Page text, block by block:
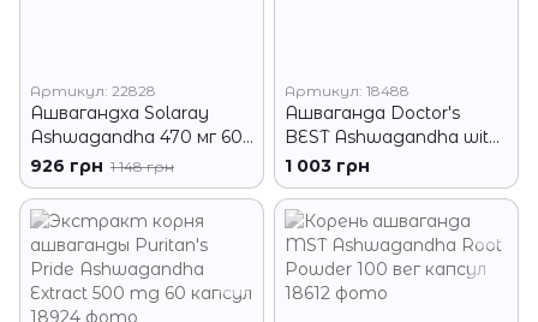
Артикул: 22828
Ашвагандха Solaray
Ashwagandha 470 мг 60
вег капс
926 грн 1 148 грн
Артикул: 18488
Ашваганда Doctor's
BEST Ashwagandha with
Sensoril 125 mg 60 капс
1 003 грн